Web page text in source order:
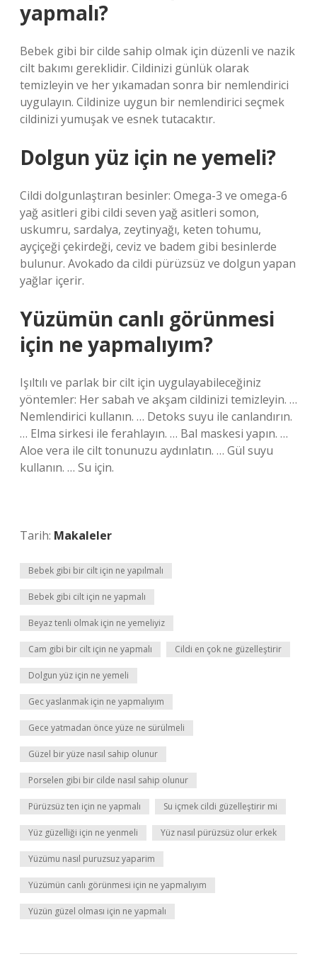
yapmalı?
Bebek gibi bir cilde sahip olmak için düzenli ve nazik
cilt bakımı gereklidir. Cildinizi günlük olarak
temizleyin ve her yıkamadan sonra bir nemlendirici
uygulayın. Cildinize uygun bir nemlendirici seçmek
cildinizi yumuşak ve esnek tutacaktır.
Dolgun yüz için ne yemeli?
Cildi dolgunlaştıran besinler: Omega-3 ve omega-6
yağ asitleri gibi cildi seven yağ asitleri somon,
uskumru, sardalya, zeytinyağı, keten tohumu,
ayçiçeği çekirdeği, ceviz ve badem gibi besinlerde
bulunur. Avokado da cildi pürüzsüz ve dolgun yapan
yağlar içerir.
Yüzümün canlı görünmesi
için ne yapmalıyım?
Işıltılı ve parlak bir cilt için uygulayabileceğiniz
yöntemler: Her sabah ve akşam cildinizi temizleyin. …
Nemlendirici kullanın. … Detoks suyu ile canlandırın.
… Elma sirkesi ile ferahlayın. … Bal maskesi yapın. …
Aloe vera ile cilt tonunuzu aydınlatın. … Gül suyu
kullanın. … Su için.
Tarih: Makaleler
Bebek gibi bir cilt için ne yapılmalı
Bebek gibi cilt için ne yapmalı
Beyaz tenli olmak için ne yemeliyiz
Cam gibi bir cilt için ne yapmalı Cildi en çok ne güzelleştirir
Dolgun yüz için ne yemeli
Gec yaslanmak için ne yapmalıyım
Gece yatmadan önce yüze ne sürülmeli
Güzel bir yüze nasıl sahip olunur
Porselen gibi bir cilde nasıl sahip olunur
Pürüzsüz ten için ne yapmalı Su içmek cildi güzelleştirir mi
Yüz güzelliği için ne yenmeli Yüz nasıl pürüzsüz olur erkek
Yüzümu nasıl puruzsuz yaparim
Yüzümün canlı görünmesi için ne yapmalıyım
Yüzün güzel olması için ne yapmalı